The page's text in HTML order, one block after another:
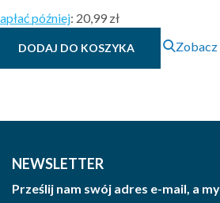
później: 20,99 zł
DODAJ DO KOSZYKA
NEWSLETTER
Prześlij nam swój adres e-mail, a